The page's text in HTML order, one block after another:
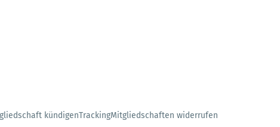
kündigenTrackingMitgliedschaften widerrufen